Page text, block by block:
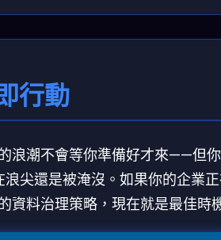
行動
浪潮不會等你準備好才來——但
浪尖還是被淹沒。如果你的企業
資料治理策略，現在就是最佳時